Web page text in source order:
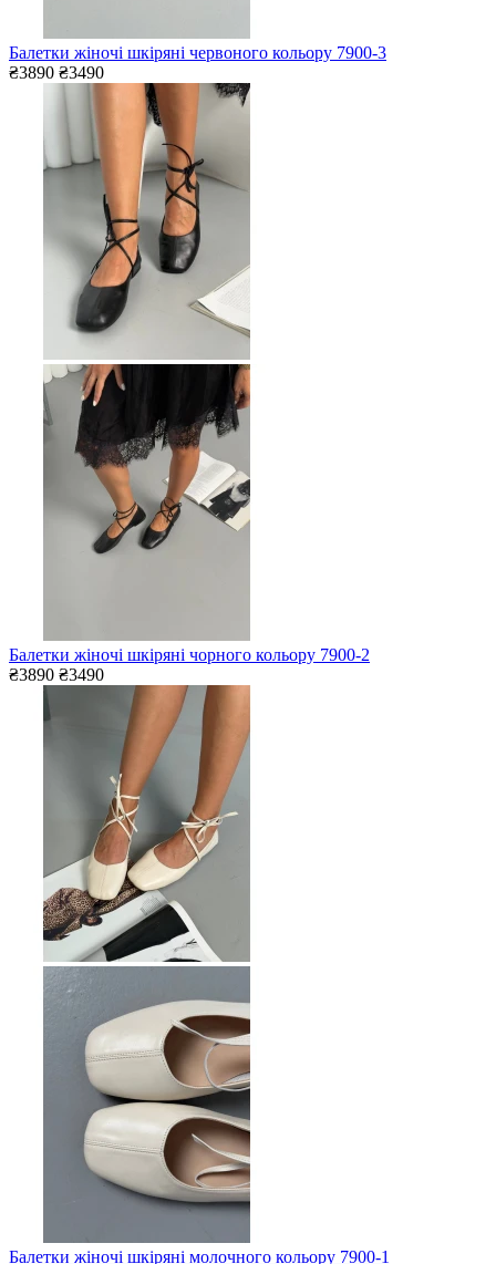
Балетки жіночі шкіряні червоного кольору 7900-3
₴3890 ₴3490
Балетки жіночі шкіряні чорного кольору 7900-2
₴3890 ₴3490
Балетки жіночі шкіряні молочного кольору 7900-1